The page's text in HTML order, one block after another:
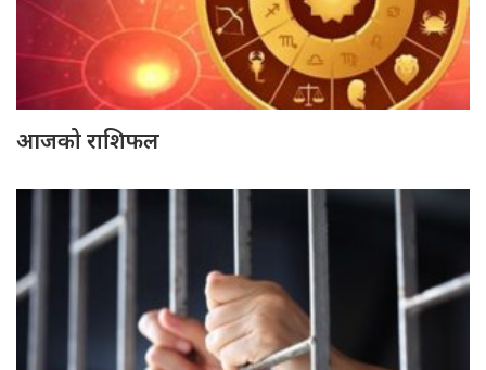
आजको राशिफल